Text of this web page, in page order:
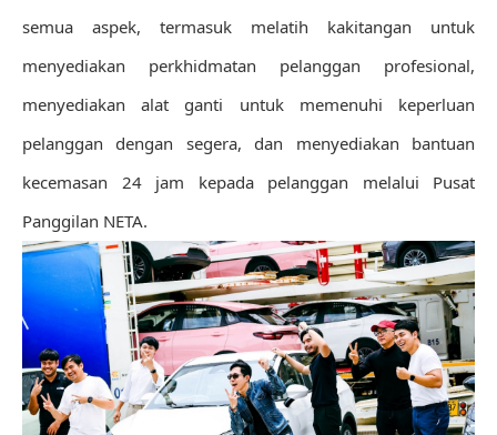
semua aspek, termasuk melatih kakitangan untuk
menyediakan perkhidmatan pelanggan profesional,
menyediakan alat ganti untuk memenuhi keperluan
pelanggan dengan segera, dan menyediakan bantuan
kecemasan 24 jam kepada pelanggan melalui Pusat
Panggilan NETA.